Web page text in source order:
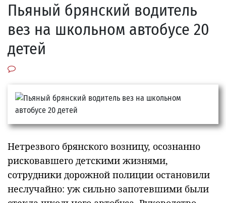
Пьяный брянский водитель
вез на школьном автобусе 20
детей
Нетрезвого брянского возницу, осознанно
рисковавшего детскими жизнями,
сотрудники дорожной полиции остановили
неслучайно: уж сильно запотевшими были